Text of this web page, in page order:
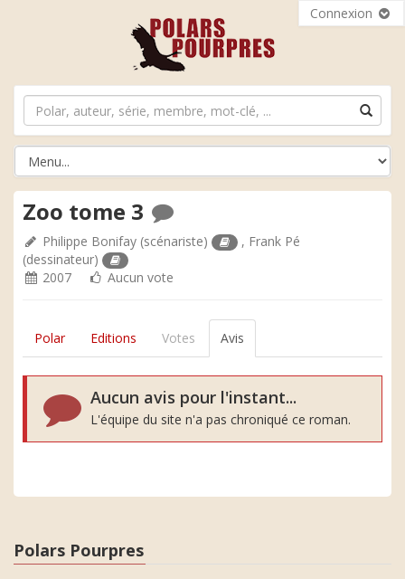
Connexion
Zoo tome 3
Philippe Bonifay (scénariste) , Frank Pé
(dessinateur)
2007
Aucun vote
Polar Editions Votes Avis
Aucun avis pour l'instant...
L'équipe du site n'a pas chroniqué ce roman.
Polars Pourpres